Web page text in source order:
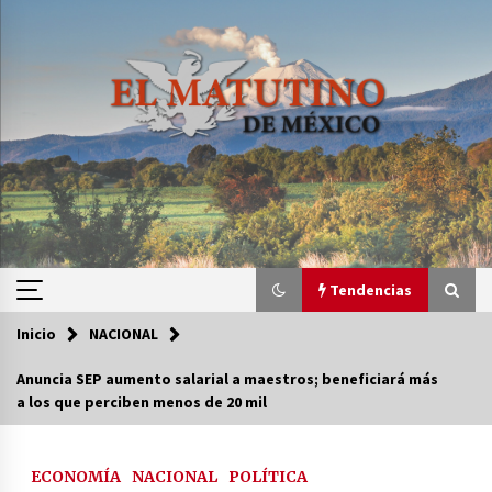
Tendencias
Tendencias
Inicio NACIONAL
Anuncia SEP aumento salarial a maestros; beneficiará más
a los que perciben menos de 20 mil
ECONOMÍA NACIONAL POLÍTICA